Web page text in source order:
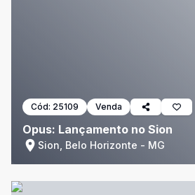
Cód: 25109 Venda
Opus: Lançamento no Sion
Sion, Belo Horizonte - MG